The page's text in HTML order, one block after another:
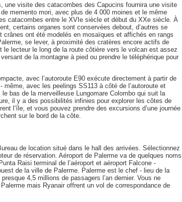
une visite des catacombes des Capucins fournira une visite
memento mori, avec plus de 4 000 moines et le même
catacombes entre le XVIe siècle et début du XXe siècle. À
certains organes sont conservées debout, d’autres se
ont été modelés en mosaïques et affichés en rangs
se lever, à proximité des cratères encore actifs de
le lecteur le long de la route côtière vers le volcan est assez
de la montagne à pied ou prendre le téléphérique pour
avec l’autoroute E90 exécute directement à partir de
même, avec les peelings SS113 à côté de l’autoroute et
bas de la merveilleuse Lungomare Colombo qui suit la
il y a des possibilités infinies pour explorer les côtes de
l’île, et vous pouvez prendre des excursions d’une journée
sur le bord de la côte.
de location situé dans le hall des arrivées. Sélectionnez
de réservation. Aéroport de Palerme va de quelques noms
Raisi terminal de l’aéroport et aéroport Falcone -
de la ville de Palerme. Palerme est le chef - lieu de la
4,5 millions de passagers l’an dernier. Vous ne
mais Ryanair offrent un vol de correspondance de